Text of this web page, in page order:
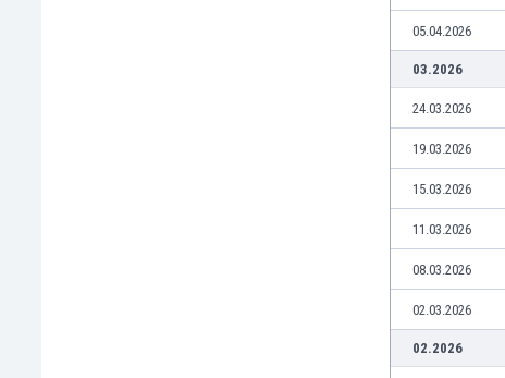
05.04.2026
03.2026
24.03.2026
19.03.2026
15.03.2026
11.03.2026
08.03.2026
02.03.2026
02.2026